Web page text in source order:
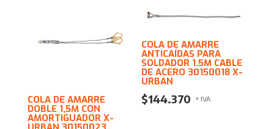
COLA DE AMARRE
DOBLE 1,5M CON
AMORTIGUADOR X-
COLA DE AMARRE
ANTICAÍDAS PARA
SOLDADOR 1.5M CABLE
DE ACERO 30150018 X-
URBAN
$144.370 + IVA